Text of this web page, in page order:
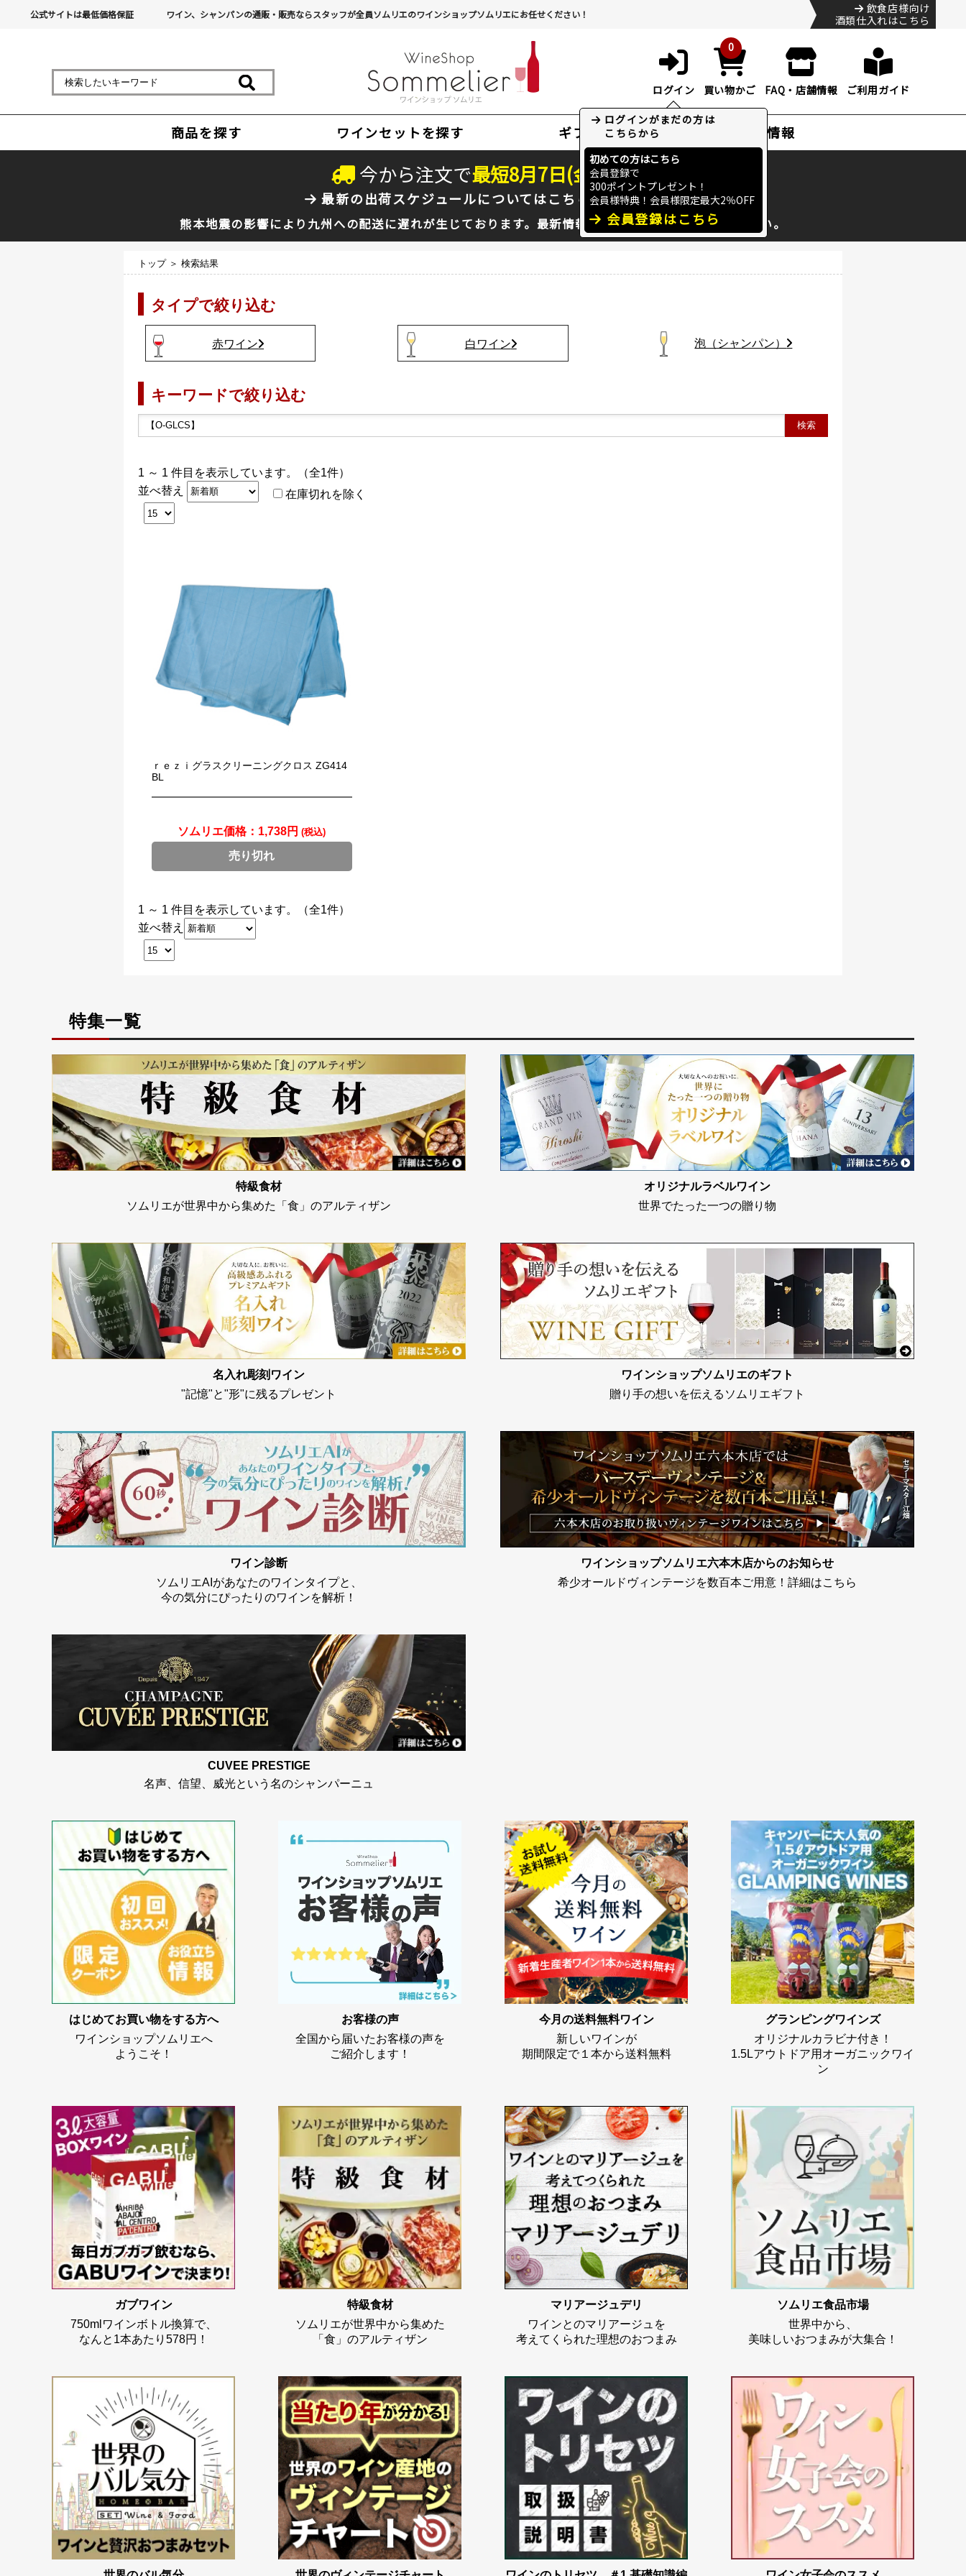
公式サイトは最低価格保証 ワイン、シャンパンの通販・販売ならスタッフが全員ソムリエのワインショップソムリエにお任せください！
飲食店様向け
酒類仕入れはこちら
ログイン
0
買い物かご FAQ・店舗情報 ご利用ガイド
商品を探す ワインセットを探す ギフト 特集・お得情報
今から注文で最短8月7日(金)出荷
最新の出荷スケジュールについてはこちらをクリック
熊本地震の影響により九州への配送に遅れが生じております。最新情報は佐川急便のHPをご確認下さい。
トップ ＞ 検索結果
タイプで絞り込む
赤ワイン 白ワイン 泡（シャンパン）
キーワードで絞り込む
1 ～ 1 件目を表示しています。（全1件）
並べ替え
在庫切れを除く
ｒｅｚｉグラスクリーニングクロス ZG414
BL
ソムリエ価格： 1,738円 (税込)
売り切れ
1 ～ 1 件目を表示しています。（全1件）
並べ替え
特集一覧
特級食材
ソムリエが世界中から集めた「食」のアルティザン
オリジナルラベルワイン
世界でたった一つの贈り物
名入れ彫刻ワイン
"記憶"と"形"に残るプレゼント
ワインショップソムリエのギフト
贈り手の想いを伝えるソムリエギフト
ワイン診断
ソムリエAIがあなたのワインタイプと、
今の気分にぴったりのワインを解析！
ワインショップソムリエ六本木店からのお知らせ
希少オールドヴィンテージを数百本ご用意！詳細はこちら
CUVEE PRESTIGE
名声、信望、威光という名のシャンパーニュ
はじめてお買い物をする方へ
ワインショップソムリエへ
ようこそ！
お客様の声
全国から届いたお客様の声を
ご紹介します！
今月の送料無料ワイン
新しいワインが
期間限定で１本から送料無料
グランピングワインズ
オリジナルカラビナ付き！
1.5Lアウトドア用オーガニックワイ
ン
ガブワイン
750mlワインボトル換算で、
なんと1本あたり578円！
特級食材
ソムリエが世界中から集めた
「食」のアルティザン
マリアージュデリ
ワインとのマリアージュを
考えてくられた理想のおつまみ
ソムリエ食品市場
世界中から、
美味しいおつまみが大集合！